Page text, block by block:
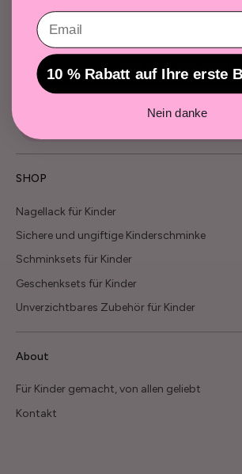
Get your Free Gift
*By submitting your email address, you agree to OMG
SHOP
Nagellack für Kinder
Sichere und ungiftige Kinderschminke
Schminksets für Kinder
Geschenksets für Kinder
Unverzichtbares Zubehör für Kinder
About
Für Kinder gemacht, von allen geliebt
Kontakt
Email
10 % Rabatt auf Ihre erste
Nein danke